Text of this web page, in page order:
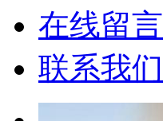
在线留言
联系我们